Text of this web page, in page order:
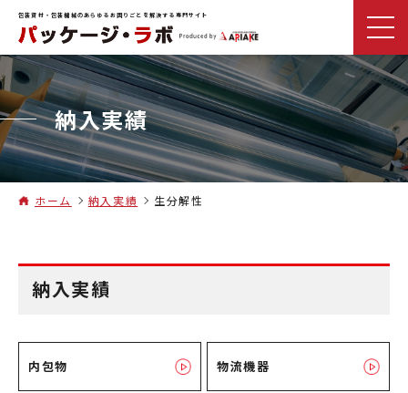
包装資材・包装機械のあらゆるお困りごとを解決する専門サイト
納入実績
ホーム 納入実績 生分解性
納入実績
内包物 物流機器